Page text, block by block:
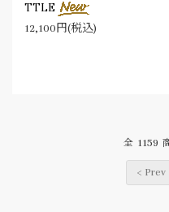
TTLE
12,100円(税込)
全 1159
< Prev